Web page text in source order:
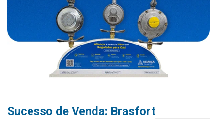
Sucesso de Venda: Brasfort